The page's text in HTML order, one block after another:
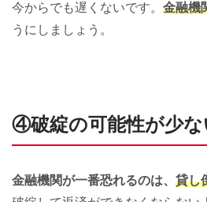
今からでも遅くないです。 金融機
うにしましょう。
④破綻の可能性が少な
金融機関が一番恐れるのは、 貸し